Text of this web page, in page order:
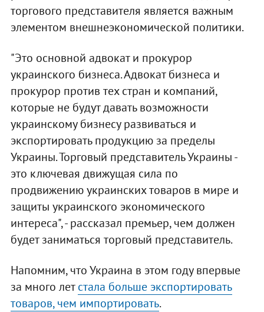
торгового представителя является важным
элементом внешнеэкономической политики.
"Это основной адвокат и прокурор
украинского бизнеса. Адвокат бизнеса и
прокурор против тех стран и компаний,
которые не будут давать возможности
украинскому бизнесу развиваться и
экспортировать продукцию за пределы
Украины. Торговый представитель Украины -
это ключевая движущая сила по
продвижению украинских товаров в мире и
защиты украинского экономического
интереса", - рассказал премьер, чем должен
будет заниматься торговый представитель.
Напомним, что Украина в этом году впервые
за много летстала больше экспортировать
товаров, чем импортировать.